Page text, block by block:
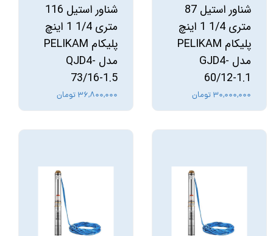
شناور استیل 87
متری 1/4 1 اینچ
پلیکام PELIKAM
مدل GJD4-
60/12-1.1
۳۰,۰۰۰,۰۰۰ تومان
شناور استیل 116
متری 1/4 1 اینچ
پلیکام PELIKAM
مدل QJD4-
73/16-1.5
۳۶,۸۰۰,۰۰۰ تومان